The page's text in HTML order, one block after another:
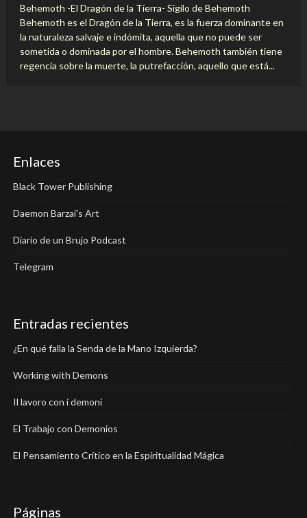
Behemoth -El Dragón de la Tierra- Sigilo de Behemoth
Behemoth es el Dragón de la Tierra, es la fuerza dominante en
la naturaleza salvaje e indómita, aquella que no puede ser
sometida o dominada por el hombre. Behemoth también tiene
regencia sobre la muerte, la putrefacción, aquello que está...
Enlaces
Black Tower Publishing
Daemon Barzai's Art
Diario de un Brujo Podcast
Telegram
Entradas recientes
¿En qué falla la Senda de la Mano Izquierda?
Working with Demons
Il lavoro con i demoni
El Trabajo con Demonios
El Pensamiento Crítico en la Espiritualidad Mágica
Páginas